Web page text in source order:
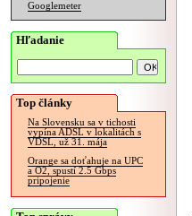
Googlemeter
Hľadanie
Top články
Na Slovensku sa v tichosti
vypína ADSL v lokalitách s
VDSL, už 31. mája
Orange sa doťahuje na UPC
a O2, spustí 2.5 Gbps
pripojenie